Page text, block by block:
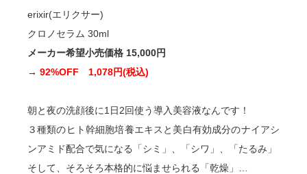
erixir(エリクサー)
クロノセラム 30ml
メーカー希望小売価格 15,000円
→ 92%OFF 1,078円(税込)
朝と夜の洗顔後に1日2回使う導入美容液なんです！
３種類のヒト幹細胞培養エキスと美白有効成分のナイアシ
ンアミド配合で気になる「シミ」、「シワ」、「たるみ」
そして、そろそろ本格的に悩ませられる「乾燥」…